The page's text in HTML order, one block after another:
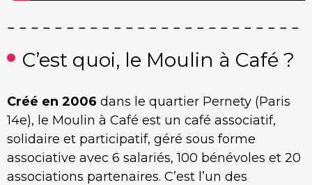
C’est quoi, le Moulin à Café ?
Créé en 2006 dans le quartier Pernety (Paris
14e), le Moulin à Café est un café associatif,
solidaire et participatif, géré sous forme
associative avec 6 salariés, 100 bénévoles et 20
associations partenaires. C’est l’un des